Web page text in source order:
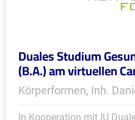
Duales Studium
(B.A.) am virtuellen
Körperformen, Inh.
In Kooperation mit IU